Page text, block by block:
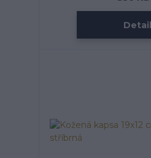
Detail